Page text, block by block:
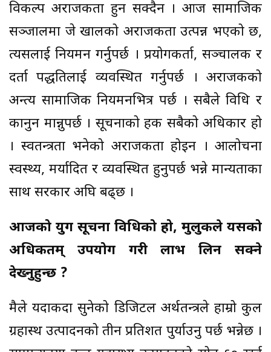
विकल्प अराजकता हुन सक्दैन । आज सामाजिक
सञ्जालमा जे खालको अराजकता उत्पन्न भएको छ,
त्यसलाई नियमन गर्नुपर्छ । प्रयोगकर्ता, सञ्चालक र
दर्ता पद्धतिलाई व्यवस्थित गर्नुपर्छ । अराजकको
अन्त्य सामाजिक नियमनभित्र पर्छ । सबैले विधि र
कानुन मान्नुपर्छ । सूचनाको हक सबैको अधिकार हो
। स्वतन्त्रता भनेको अराजकता होइन । आलोचना
स्वस्थ्य, मर्यादित र व्यवस्थित हुनुपर्छ भन्ने मान्यताका
साथ सरकार अघि बढ्छ ।
आजको युग सूचना प्रविधिको हो, मुलुकले यसको
अधिकतम् उपयोग गरी लाभ लिन सक्ने
देख्नुहुन्छ ?
मैले यदाकदा सुनेको डिजिटल अर्थतन्त्रले हाम्रो कुल
ग्रहास्थ उत्पादनको तीन प्रतिशत पुर्याउनु पर्छ भन्नेछ ।